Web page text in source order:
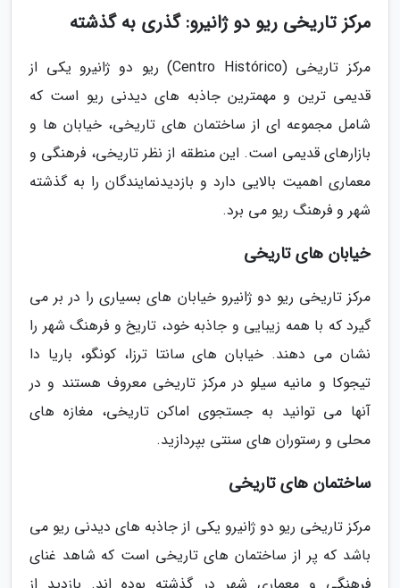
مرکز تاریخی ریو دو ژانیرو: گذری به گذشته
مرکز تاریخی (Centro Histórico) ریو دو ژانیرو یکی از
قدیمی ترین و مهمترین جاذبه های دیدنی ریو است که
شامل مجموعه ای از ساختمان های تاریخی، خیابان ها و
بازارهای قدیمی است. این منطقه از نظر تاریخی، فرهنگی و
معماری اهمیت بالایی دارد و بازدیدنمایندگان را به گذشته
شهر و فرهنگ ریو می برد.
خیابان های تاریخی
مرکز تاریخی ریو دو ژانیرو خیابان های بسیاری را در بر می
گیرد که با همه زیبایی و جاذبه خود، تاریخ و فرهنگ شهر را
نشان می دهند. خیابان های سانتا ترزا، کونگو، باریا دا
تیجوکا و مانیه سیلو در مرکز تاریخی معروف هستند و در
آنها می توانید به جستجوی اماکن تاریخی، مغازه های
محلی و رستوران های سنتی بپردازید.
ساختمان های تاریخی
مرکز تاریخی ریو دو ژانیرو یکی از جاذبه های دیدنی ریو می
باشد که پر از ساختمان های تاریخی است که شاهد غنای